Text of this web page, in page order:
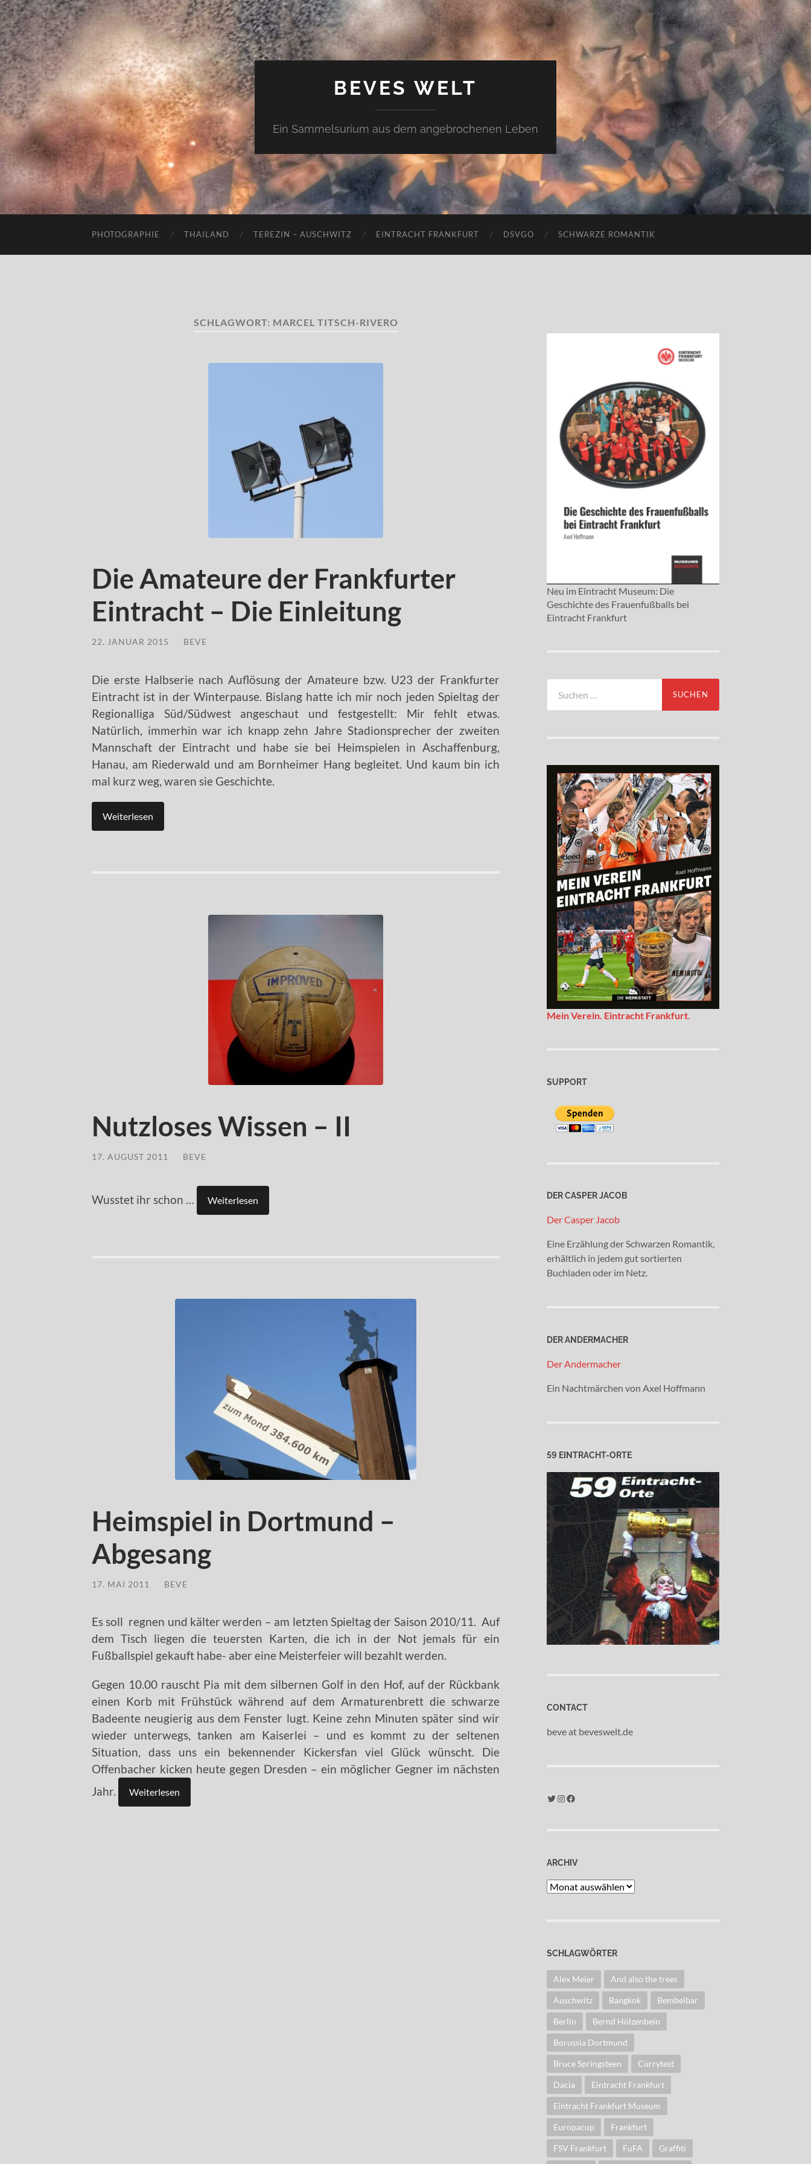
BEVES WELT
Ein Sammelsurium aus dem angebrochenen Leben
PHOTOGRAPHIE THAILAND TEREZIN – AUSCHWITZ EINTRACHT FRANKFURT DSVGO SCHWARZE ROMANTIK
SCHLAGWORT: MARCEL TITSCH-RIVERO
Die Amateure der Frankfurter
Eintracht – Die Einleitung
22. JANUAR 2015 BEVE
Die erste Halbserie nach Auflösung der Amateure bzw. U23 der Frankfurter
Eintracht ist in der Winterpause. Bislang hatte ich mir noch jeden Spieltag der
Regionalliga Süd/Südwest angeschaut und festgestellt: Mir fehlt etwas.
Natürlich, immerhin war ich knapp zehn Jahre Stadionsprecher der zweiten
Mannschaft der Eintracht und habe sie bei Heimspielen in Aschaffenburg,
Hanau, am Riederwald und am Bornheimer Hang begleitet. Und kaum bin ich
mal kurz weg, waren sie Geschichte.
Weiterlesen
Nutzloses Wissen – II
17. AUGUST 2011 BEVE
Wusstet ihr schon … Weiterlesen
Heimspiel in Dortmund –
Abgesang
17. MAI 2011 BEVE
Es soll regnen und kälter werden – am letzten Spieltag der Saison 2010/11. Auf
dem Tisch liegen die teuersten Karten, die ich in der Not jemals für ein
Fußballspiel gekauft habe- aber eine Meisterfeier will bezahlt werden.
Gegen 10.00 rauscht Pia mit dem silbernen Golf in den Hof, auf der Rückbank
einen Korb mit Frühstück während auf dem Armaturenbrett die schwarze
Badeente neugierig aus dem Fenster lugt. Keine zehn Minuten später sind wir
wieder unterwegs, tanken am Kaiserlei – und es kommt zu der seltenen
Situation, dass uns ein bekennender Kickersfan viel Glück wünscht. Die
Offenbacher kicken heute gegen Dresden – ein möglicher Gegner im nächsten
Jahr.
Weiterlesen
Neu im Eintracht Museum: Die
Geschichte des Frauenfußballs bei
Eintracht Frankfurt
nach:
Mein Verein. Eintracht Frankfurt.
SUPPORT
DER CASPER JACOB
Der Casper Jacob
Eine Erzählung der Schwarzen Romantik,
erhältlich in jedem gut sortierten
Buchladen oder im Netz.
DER ANDERMACHER
Der Andermacher
Ein Nachtmärchen von Axel Hoffmann
59 EINTRACHT-ORTE
CONTACT
beve at beveswelt.de
Twitter Instagram Facebook
ARCHIV
Archiv
SCHLAGWÖRTER
Alex Meier And also the trees
Auschwitz Bangkok Bembelbar
Berlin Bernd Hölzenbein
Borussia Dortmund
Bruce Springsteen Currytest
Dacia Eintracht Frankfurt
Eintracht Frankfurt Museum
Europacup Frankfurt
FSV Frankfurt FuFA Graffiti